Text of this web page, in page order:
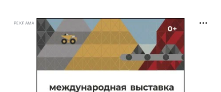
РЕКЛАМА